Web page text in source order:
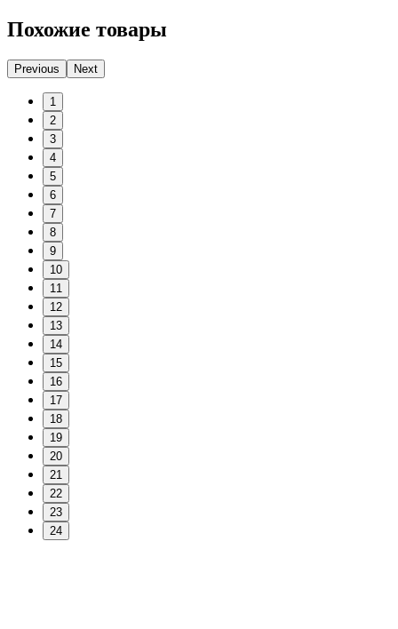
Похожие товары
Previous Next
1
2
3
4
5
6
7
8
9
10
11
12
13
14
15
16
17
18
19
20
21
22
23
24